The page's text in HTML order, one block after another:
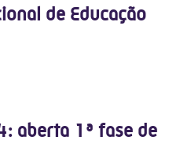
de Educação
aberta 1ª fase de